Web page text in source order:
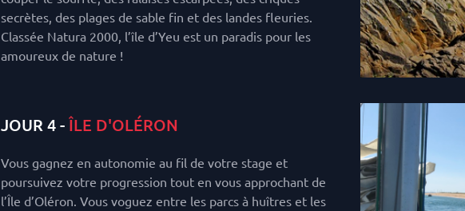
secrètes, des plages de sable fin et des landes fleuries.
Classée Natura 2000, l’île d’Yeu est un paradis pour les
amoureux de nature !
JOUR 4 -ÎLE D'OLÉRON
Vous gagnez en autonomie au fil de votre stage et
poursuivez votre progression tout en vous approchant de
l’Île d’Oléron. Vous voguez entre les parcs à huîtres et les